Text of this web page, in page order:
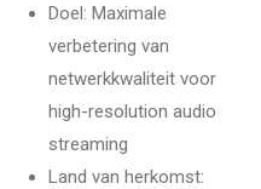
Doel: Maximale
verbetering van
netwerkkwaliteit voor
high-resolution audio
streaming
Land van herkomst: